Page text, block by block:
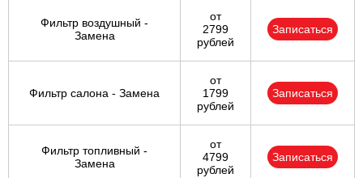
Фильтр воздушный -
Замена
от
2799
рублей
Записаться
Фильтр салона - Замена
от
1799
рублей
Записаться
Фильтр топливный -
Замена
от
4799
рублей
Записаться